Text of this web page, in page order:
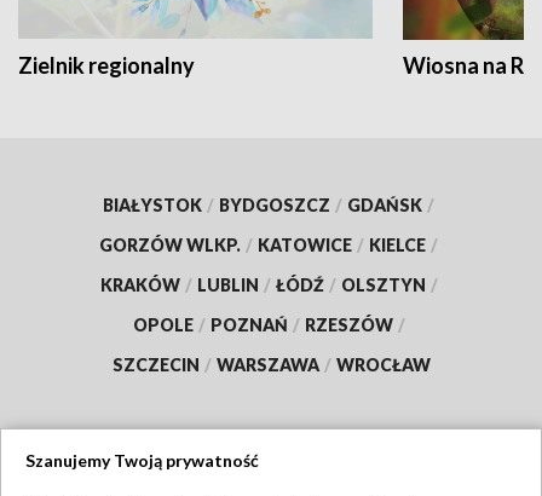
Zielnik regionalny Wiosna na
BIAŁYSTOK / BYDGOSZCZ / GDAŃSK /
GORZÓW WLKP. / KATOWICE / KIELCE /
KRAKÓW / LUBLIN / ŁÓDŹ / OLSZTYN /
OPOLE / POZNAŃ / RZESZÓW /
SZCZECIN / WARSZAWA / WROCŁAW
Szanujemy Twoją prywatność